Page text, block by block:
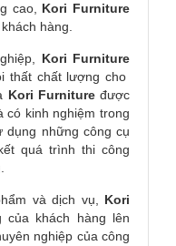
cao, Kori Furniture
hàng.
Kori Furniture
thất chất lượng cho
Kori Furnituređược
có kinh nghiệm trong
dụng những công cụ
quá trình thi công
và dịch vụ, Kori
khách hàng lên
nghiệp của công